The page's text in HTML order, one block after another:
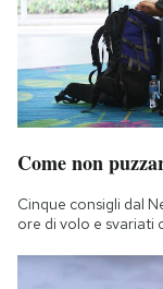
Come non
Cinque consigli dal
ore di volo e svariati